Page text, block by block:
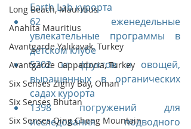
Long Beach, Mauritius
Anahita Mauritius
Avantgarde Yalıkavak, Turkey
Avantgarde Cappadocia, Turkey
Six Senses Zighy Bay, Oman
Six Senses Bhutan
Six Senses Qing Cheng Mountain
Earth Lab курорта
62 еженедельные
увлекательные программы в
детском клубе
5202 кг фруктов и овощей,
выращенных в органических
садах курорта
1398 погружений для
исследования подводного